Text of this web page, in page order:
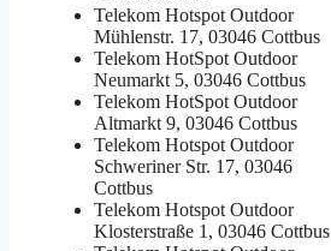
Telekom Hotspot Outdoor
Mühlenstr. 17, 03046 Cottbus
Telekom HotSpot Outdoor
Neumarkt 5, 03046 Cottbus
Telekom HotSpot Outdoor
Altmarkt 9, 03046 Cottbus
Telekom Hotspot Outdoor
Schweriner Str. 17, 03046
Cottbus
Telekom Hotspot Outdoor
Klosterstraße 1, 03046 Cottbus